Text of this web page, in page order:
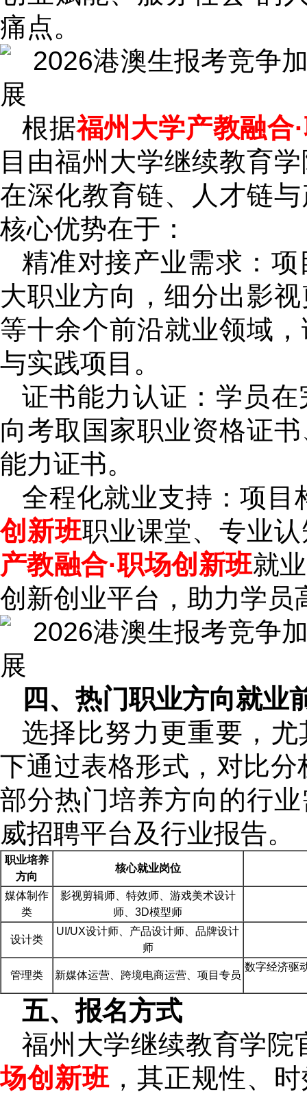
痛点。
根据福州大学产教融合
目由福州大学继续教育
在深化教育链、人才链
核心优势在于：
精准对接产业需求：
大职业方向，细分出影
等十余个前沿就业领域
与实践项目。
证书能力认证：学员
向考取国家职业资格证
能力证书。
全程化就业支持：项目
创新班职业课堂、专业
产教融合·职场创新班就
创新创业平台，助力学员
四、热门职业方向就业
选择比努力更重要，
下通过表格形式，对比分
部分热门培养方向的行
威招聘平台及行业报告。
职业培养
方向
核心就业岗位
媒体制作
类
影视剪辑师、特效师、游戏美术设计
师、3D模型师
设计类
UI/UX设计师、产品设计师、品牌设计
师
管理类 新媒体运营、跨境电商运营、项目专员
数字经济驱
五、报名方式
福州大学继续教育学院
场创新班 ，其正规性、